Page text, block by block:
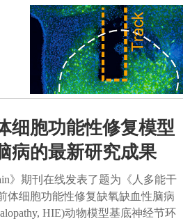
细胞功能性修复模型
病的最新研究成果
》期刊在线发表了题为《人多能干
体细胞功能性修复缺氧缺血性脑病
HIE)动物模型基底神经节环